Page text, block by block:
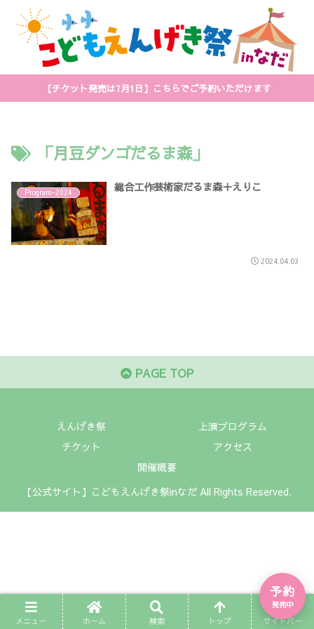
【チケット発売は7月1日】こちらでご予約いただけます
「月豆ダンゴだるま森」
Program-2024 総合工作芸術家だるま森＋えりこ
2024.04.03
PAGE TOP
えんげき祭
上演プログラム
チケット
アクセス
開催概要
【公式サイト】こどもえんげき祭inなだ All Rights Reserved.
メニュー ホーム 検索 トップ サイドバー
予約
発売中